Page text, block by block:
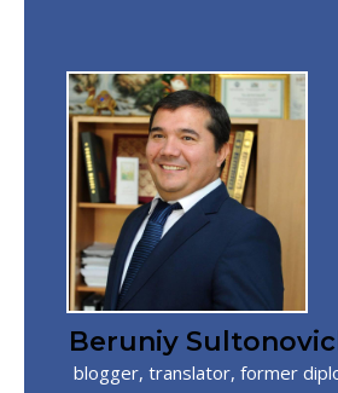
Beruniy
blogger, translator, former